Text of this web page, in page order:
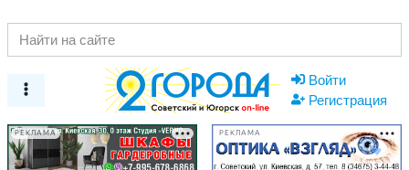
Войти
Регистрация
РЕКЛАМА РЕКЛАМА